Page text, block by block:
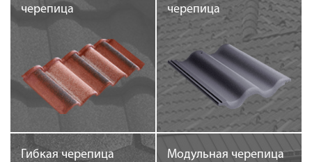
Контакты
черепица
черепица
Гибкая черепица Модульная черепица